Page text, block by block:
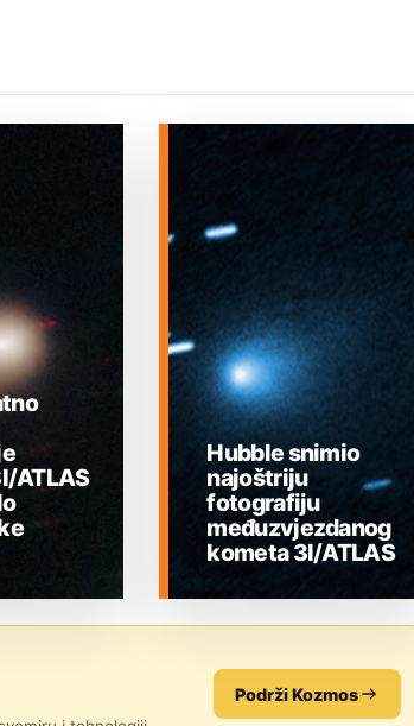
ATLAS
Hubble snimio
najoštriju
fotografiju
međuzvjezdanog
kometa 3I/ATLAS
Podrži Kozmos